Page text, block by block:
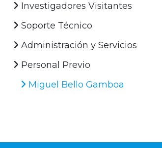
Investigadores Visitantes
Soporte Técnico
Administración y Servicios
Personal Previo
Miguel Bello Gamboa